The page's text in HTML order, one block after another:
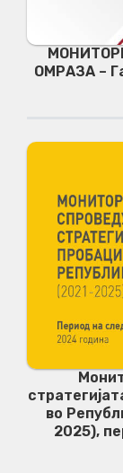
ОМРАЗА –
во
2025),